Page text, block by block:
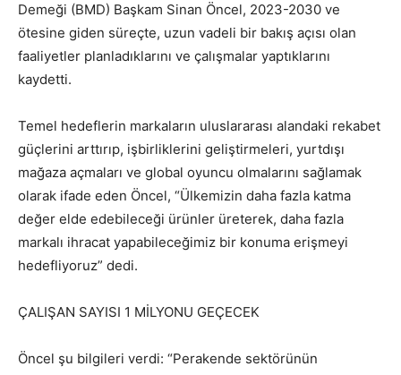
Demeği (BMD) Başkam Sinan Öncel, 2023-2030 ve
ötesine giden süreçte, uzun vadeli bir bakış açısı olan
faaliyetler planladıklarını ve çalışmalar yaptıklarını
kaydetti.
Temel hedeflerin markaların uluslararası alandaki rekabet
güçlerini arttırıp, işbirliklerini geliştirmeleri, yurtdışı
mağaza açmaları ve global oyuncu olmalarını sağlamak
olarak ifade eden Öncel, “Ülkemizin daha fazla katma
değer elde edebileceği ürünler üreterek, daha fazla
markalı ihracat yapabileceğimiz bir konuma erişmeyi
hedefliyoruz” dedi.
ÇALIŞAN SAYISI 1 MİLYONU GEÇECEK
Öncel şu bilgileri verdi: “Perakende sektörünün